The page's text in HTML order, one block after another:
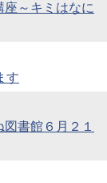
座～キミはなに
す
図書館６月２１